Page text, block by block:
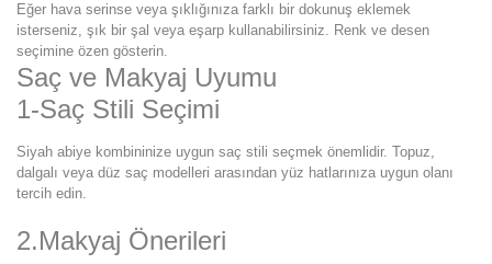
Eğer hava serinse veya şıklığınıza farklı bir dokunuş eklemek
isterseniz, şık bir şal veya eşarp kullanabilirsiniz. Renk ve desen
seçimine özen gösterin.
Saç ve Makyaj Uyumu
1-Saç Stili Seçimi
Siyah abiye kombininize uygun saç stili seçmek önemlidir. Topuz,
dalgalı veya düz saç modelleri arasından yüz hatlarınıza uygun olanı
tercih edin.
2.Makyaj Önerileri